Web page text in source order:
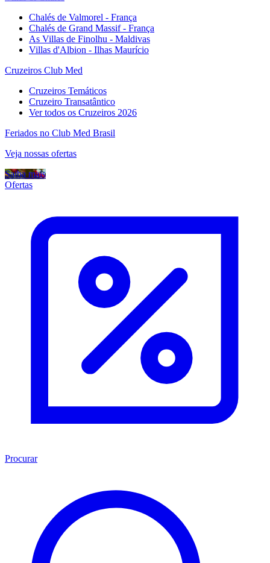
Chalés de Valmorel - França
Chalés de Grand Massif - França
As Villas de Finolhu - Maldivas
Villas d'Albion - Ilhas Maurício
Cruzeiros Club Med
Cruzeiros Temáticos
Cruzeiro Transatântico
Ver todos os Cruzeiros 2026
Feriados no Club Med Brasil
Veja nossas ofertas
Saiba mais
Ofertas
Procurar